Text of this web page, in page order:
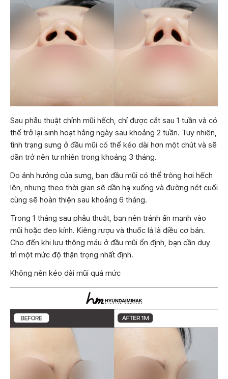
Sau phẫu thuật chỉnh mũi hếch, chỉ được cắt sau 1 tuần và có
thể trở lại sinh hoạt hằng ngày sau khoảng 2 tuần. Tuy nhiên,
tình trạng sưng ở đầu mũi có thể kéo dài hơn một chút và sẽ
dần trở nên tự nhiên trong khoảng 3 tháng.
Do ảnh hưởng của sưng, ban đầu mũi có thể trông hơi hếch
lên, nhưng theo thời gian sẽ dần hạ xuống và đường nét cuối
cùng sẽ hoàn thiện sau khoảng 6 tháng.
Trong 1 tháng sau phẫu thuật, bạn nên tránh ấn mạnh vào
mũi hoặc đeo kính. Kiêng rượu và thuốc lá là điều cơ bản.
Cho đến khi lưu thông máu ở đầu mũi ổn định, bạn cần duy
trì một mức độ thận trọng nhất định.
Không nên kéo dài mũi quá mức